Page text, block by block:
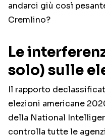
andarci giù così
Cremlino?
Le
solo) sulle
Il rapporto
elezioni americane
della National
controlla tutte le